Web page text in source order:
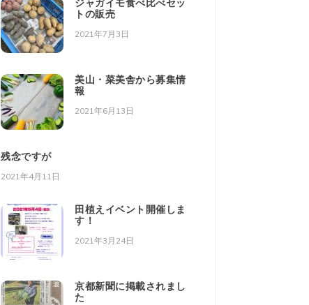
ジャガイモ食べ比べセッ
トの販売
2021年7月3日
美山・菜美舎から募集情
報
2021年6月13日
残念ですが
2021年4月11日
田植えイベント開催しま
す！
2021年3月24日
京都新聞に掲載されまし
た